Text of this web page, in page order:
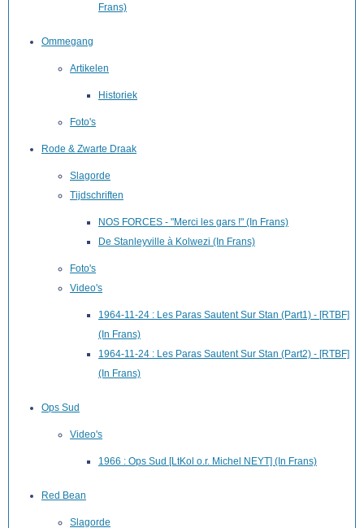
Frans)
Ommegang
Artikelen
Historiek
Foto's
Rode & Zwarte Draak
Slagorde
Tijdschriften
NOS FORCES - "Merci les gars !" (In Frans)
De Stanleyville à Kolwezi (In Frans)
Foto's
Video's
1964-11-24 : Les Paras Sautent Sur Stan (Part1) - [RTBF]
(In Frans)
1964-11-24 : Les Paras Sautent Sur Stan (Part2) - [RTBF]
(In Frans)
Ops Sud
Video's
1966 : Ops Sud [LtKol o.r. Michel NEYT] (In Frans)
Red Bean
Slagorde